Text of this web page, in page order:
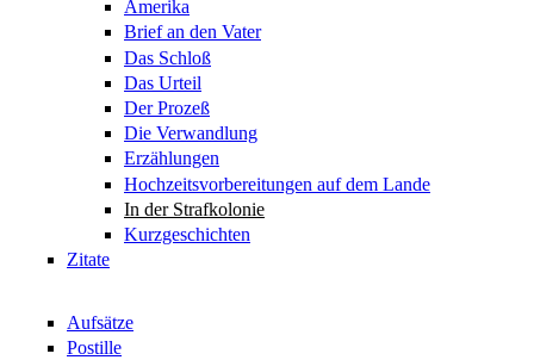
Amerika
Brief an den Vater
Das Schloß
Das Urteil
Der Prozeß
Die Verwandlung
Erzählungen
Hochzeitsvorbereitungen auf dem Lande
In der Strafkolonie
Kurzgeschichten
Zitate
Aufsätze
Postille